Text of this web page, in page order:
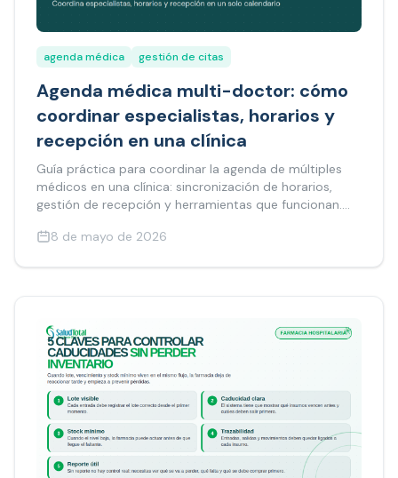
agenda médica gestión de citas
Agenda médica multi-doctor: cómo
coordinar especialistas, horarios y
recepción en una clínica
Guía práctica para coordinar la agenda de múltiples
médicos en una clínica: sincronización de horarios,
gestión de recepción y herramientas que funcionan.
simplifica toda la operación.
8 de mayo de 2026